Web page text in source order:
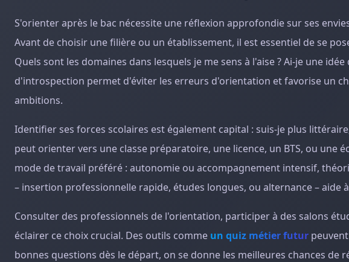
S'orienter après le bac nécessite une réflexion approfondie sur ses
Avant de choisir une filière ou un établissement, il est essentiel de se
Quels sont les domaines dans lesquels je me sens à l'aise ? Ai-je une
d'introspection permet d'éviter les erreurs d'orientation et favorise un
ambitions.
Identifier ses forces scolaires est également capital : suis-je plus
peut orienter vers une classe préparatoire, une licence, un BTS, ou une
mode de travail préféré : autonomie ou accompagnement intensif,
– insertion professionnelle rapide, études longues, ou alternance – aide
Consulter des professionnels de l'orientation, participer à des salons
éclairer ce choix crucial. Des outils comme un quiz métier futur
bonnes questions dès le départ, on se donne les meilleures chances de